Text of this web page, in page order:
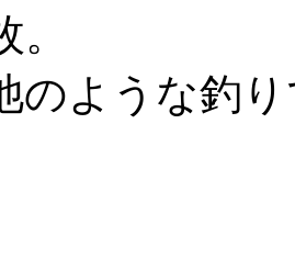
のような釣